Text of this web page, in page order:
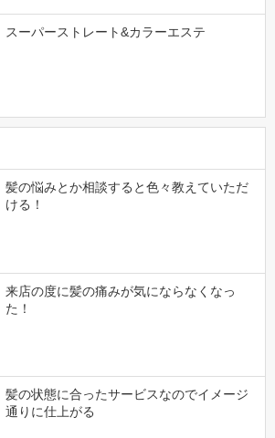
スーパーストレート&カラーエステ
髪の悩みとか相談すると色々教えていただ
ける！
来店の度に髪の痛みが気にならなくなっ
た！
髪の状態に合ったサービスなのでイメージ
通りに仕上がる